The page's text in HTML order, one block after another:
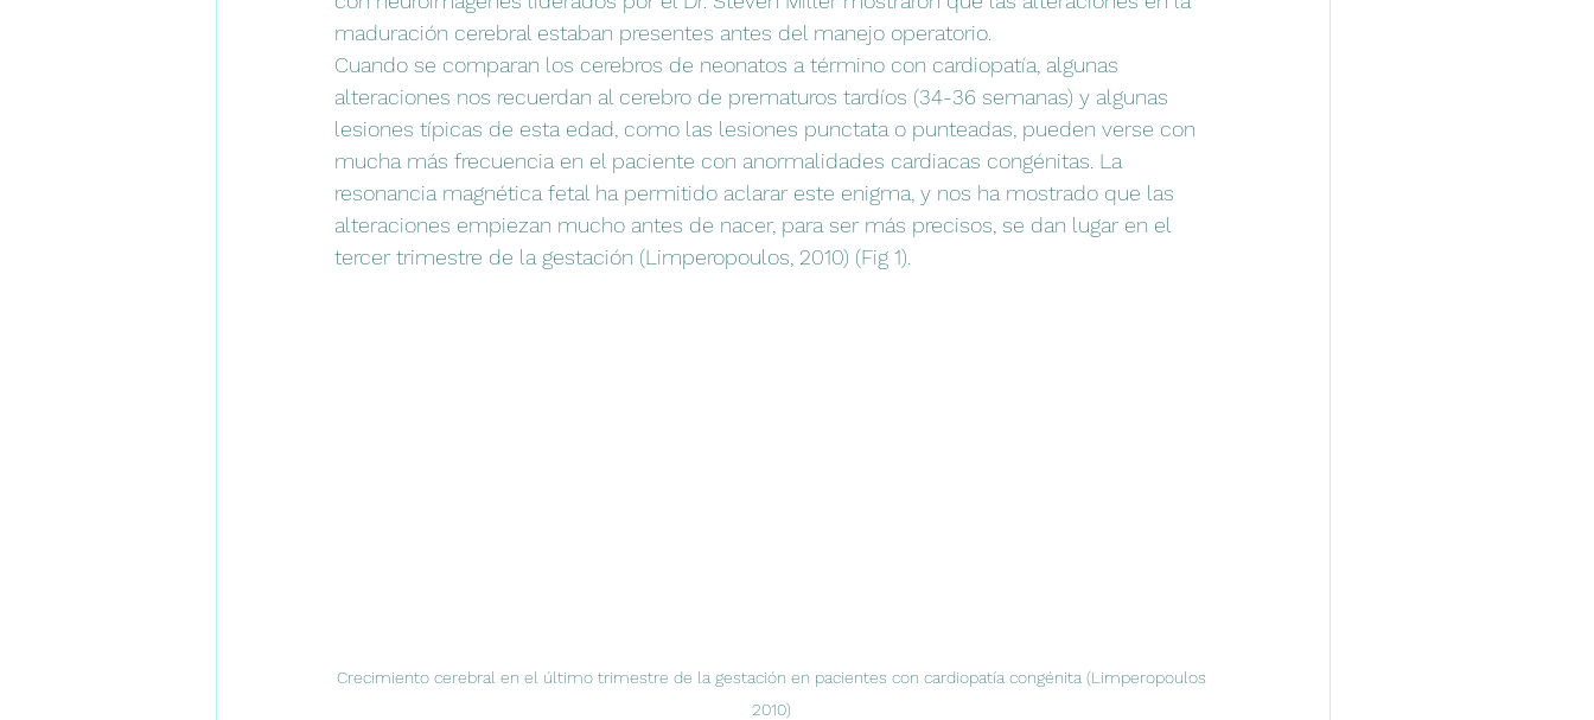
maduración cerebral estaban presentes antes del manejo operatorio.
Cuando se comparan los cerebros de neonatos a término con cardiopatía, algunas
alteraciones nos recuerdan al cerebro de prematuros tardíos (34-36 semanas) y algunas
lesiones típicas de esta edad, como las lesiones punctata o punteadas, pueden verse con
mucha más frecuencia en el paciente con anormalidades cardiacas congénitas. La
resonancia magnética fetal ha permitido aclarar este enigma, y nos ha mostrado que las
alteraciones empiezan mucho antes de nacer, para ser más precisos, se dan lugar en el
tercer trimestre de la gestación (Limperopoulos, 2010) (Fig 1).
Crecimiento cerebral en el último trimestre de la gestación en pacientes con cardiopatía congénita (Limperopoulos
2010)